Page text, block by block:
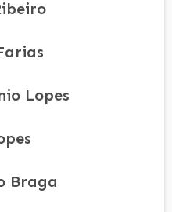
Lopes
Braga